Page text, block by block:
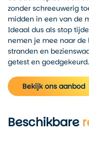
zonder schreeuwerig
midden in een van de
Ideaal dus als stop
nemen je mee naar de
stranden en
getest en goedgekeurd.
Bekijk ons aanbod
Beschikbare